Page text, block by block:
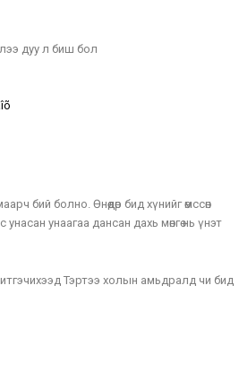
дуу л биш бол
бий болно. Өнөөдөр бид хүнийг өмссөн
унаагаа дансан дахь мөнгө нь үнэт
Тэртээ холын амьдралд чи бид